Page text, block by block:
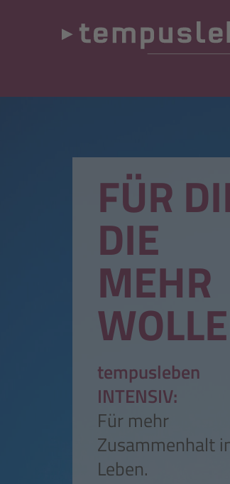
FÜR
DIE
MEHR
tempusleben
INTENSIV:
Für mehr
Zusammenhalt
Leben.